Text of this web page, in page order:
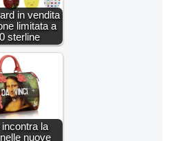
in vendita
limitata a
sterline
incontra la
nuove